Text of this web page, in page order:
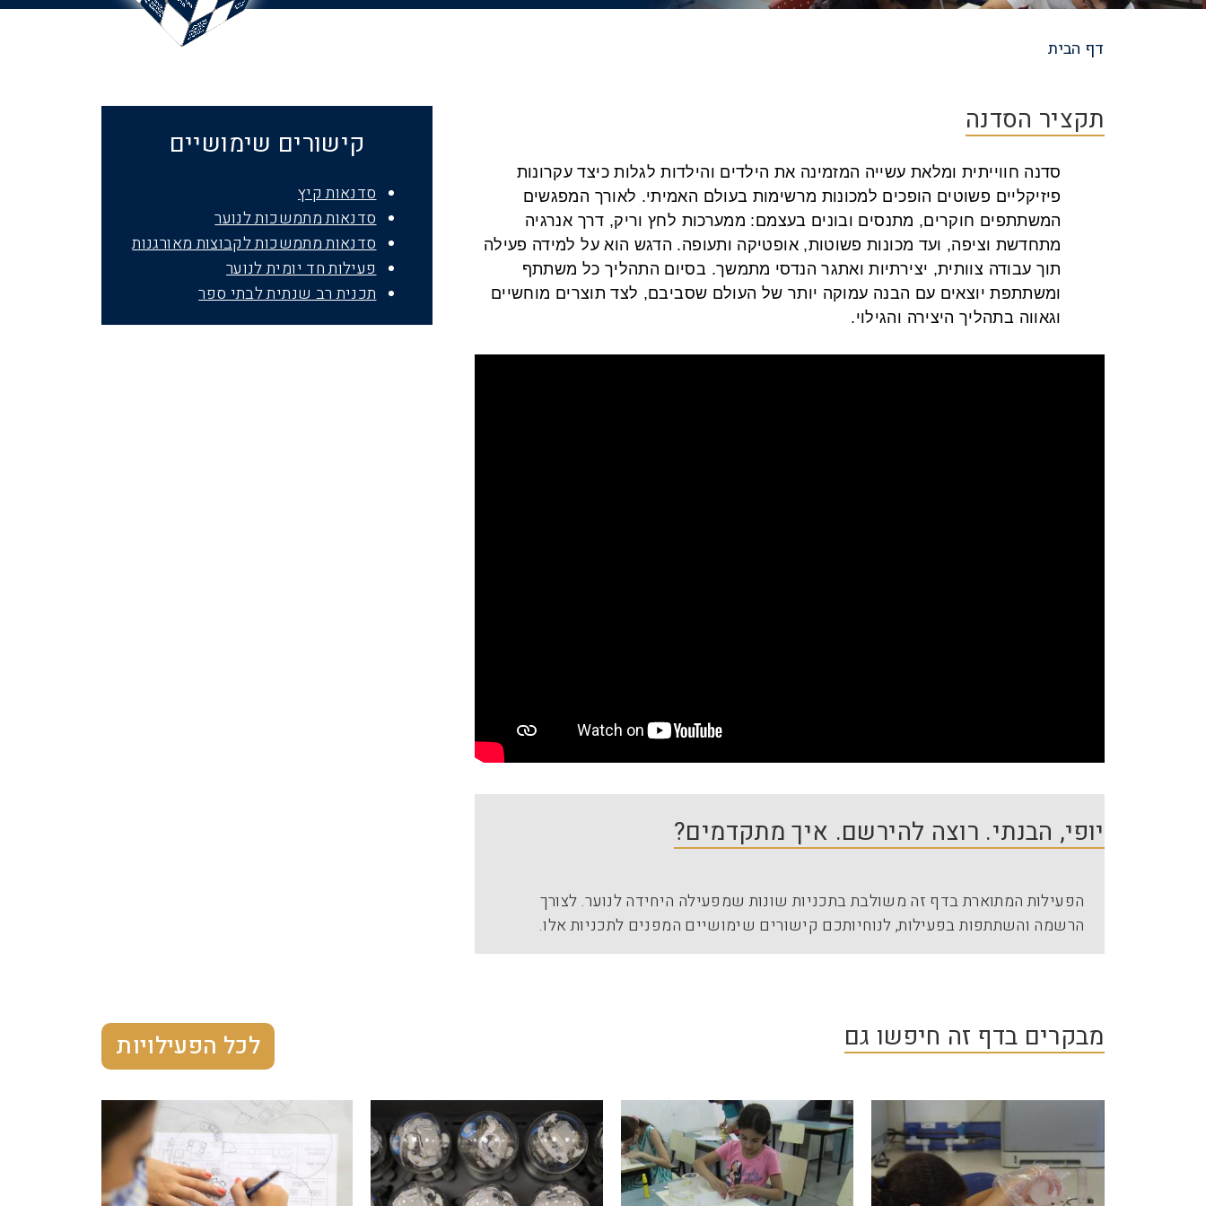
ס
ה
ה
ד
רו
שי
ם
מ
ד
רי
כי
ם
סדנאות
מתמש
כות
לקבוצות
מאורגנות
יום מדע לנוער
ניווט
דף הבית
תקציר הסדנה
סדנה חווייתית ומלאת עשייה המזמינה את הילדים והילדות לגלות כיצד עקרונות
פיזיקליים פשוטים הופכים למכונות מרשימות בעולם האמיתי. לאורך המפגשים
המשתתפים חוקרים, מתנסים ובונים בעצמם: ממערכות לחץ וריק, דרך אנרגיה
מתחדשת וציפה, ועד מכונות פשוטות, אופטיקה ותעופה. הדגש הוא על למידה פעילה
תוך עבודה צוותית, יצירתיות ואתגר הנדסי מתמשך. בסיום התהליך כל משתתף
ומשתתפת יוצאים עם הבנה עמוקה יותר של העולם שסביבם, לצד תוצרים מוחשיים
וגאווה בתהליך היצירה והגילוי.
יופי, הבנתי. רוצה להירשם. איך מתקדמים?
הפעילות המתוארת בדף זה משולבת בתכניות שונות שמפעילה היחידה לנוער. לצורך
הרשמה והשתתפות בפעילות, לנוחיותכם קישורים שימושיים המפנים לתכניות אלו.
קישורים שימושיים
סדנאות קיץ
סדנאות מתמשכות לנוער
סדנאות מתמשכות לקבוצות מאורגנות
פעילות חד יומית לנוער
תכנית רב שנתית לבתי ספר
מבקרים בדף זה חיפשו גם לכל הפעילויות